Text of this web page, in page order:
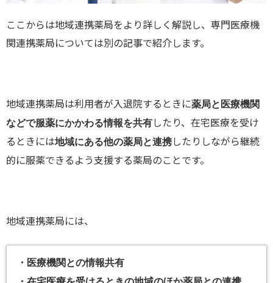
ここからは地域連携薬局をより詳しく解説し、専門医療機
関連携薬局については別の記事で紹介します。
地域連携薬局は利用者が入退院するときに薬局と医療機関
などで服薬にかかわる情報を共有したり、在宅医療を受け
るときには地域にある他の薬局と連携したりしながら継続
的に服薬できるよう支援する薬局のことです。
地域連携薬局には、
・医療機関との情報共有